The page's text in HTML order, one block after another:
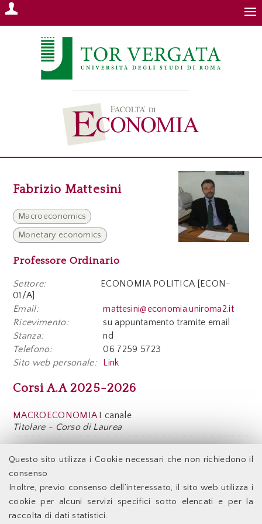
Questo sito utilizza i Cookie necessari che non richiedono il
consenso
Inoltre, previo consenso dell’interessato, il sito web utilizza i
cookie per alcuni servizi specifici sotto elencati e per la
raccolta di dati statistici.
Fabrizio Mattesini
Macroeconomics
Monetary economics
Professore Ordinario
Settore:
ECONOMIA POLITICA [ECON-
01/A]
Email:
mattesini@economia.uniroma2.it
Ricevimento:
su appuntamento tramite email
Stanza:
nd
Telefono:
06 7259 5723
Sito web personale:
Link
Corsi A.A 2025-2026
MACROECONOMIAI canale
Titolare - Corso di Laurea
Visualizza Corsi A.A. precedenti
Facoltà di Economia - Università degli Studi di Roma